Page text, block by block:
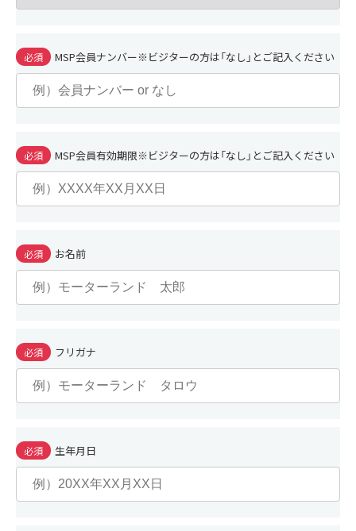
必須 MSP会員ナンバー※ビジターの方は「なし」とご記入ください
必須 MSP会員有効期限※ビジターの方は「なし」とご記入ください
必須 お名前
必須 フリガナ
必須 生年月日